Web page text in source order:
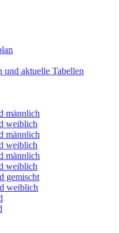
und aktuelle Tabellen
männlich
weiblich
männlich
weiblich
männlich
weiblich
gemischt
weiblich